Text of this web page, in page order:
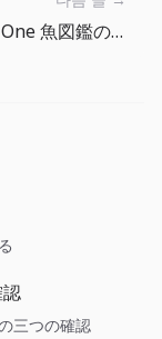
The Big One 魚図鑑の週間目標ルーティン
三つの確認